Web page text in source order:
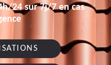
24 sur 7j/7 en cas